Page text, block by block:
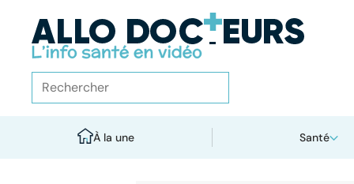
À la une Santé